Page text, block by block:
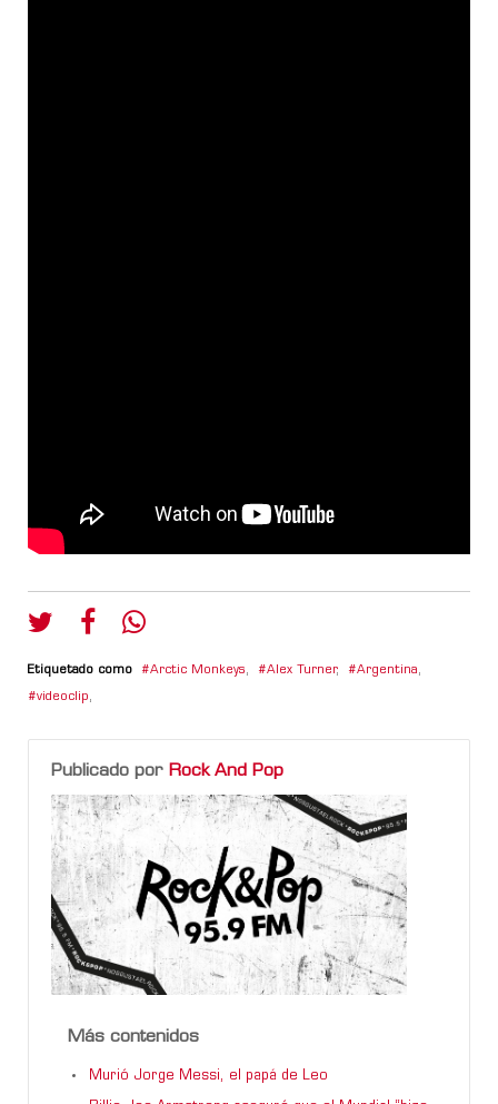
Etiquetado como Arctic Monkeys, Alex Turner, Argentina,
videoclip,
Publicado por Rock And Pop
Más contenidos
Murió Jorge Messi, el papá de Leo